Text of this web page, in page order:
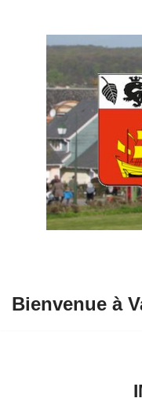
contenu
Bienvenue à